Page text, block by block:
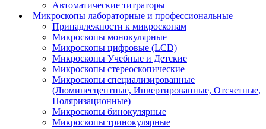
Автоматические титраторы
Микроскопы лабораторные и профессиональные
Принадлежности к микроскопам
Микроскопы монокулярные
Микроскопы цифровые (LCD)
Микроскопы Учебные и Детские
Микроскопы стереоскопические
Микроскопы специализированные
(Люминесцентные, Инвертированные, Отсчетные,
Поляризационные)
Микроскопы бинокулярные
Микроскопы тринокулярные